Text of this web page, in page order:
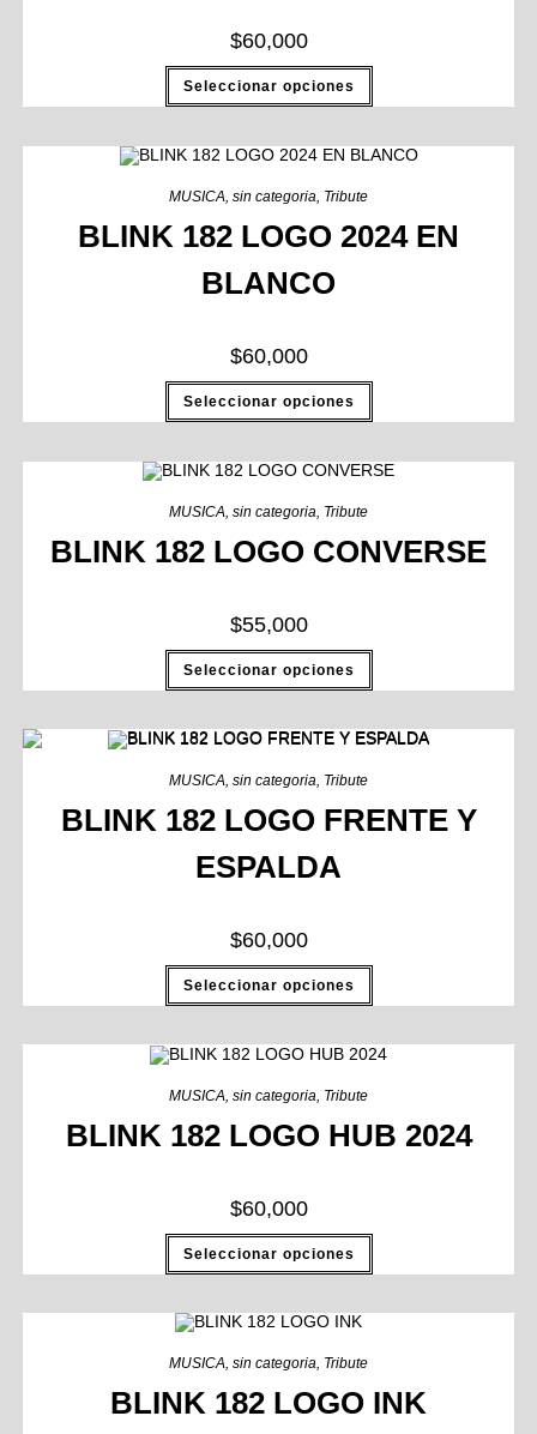
$60,000
Seleccionar opciones
MUSICA, sin categoria, Tribute
BLINK 182 LOGO 2024 EN
BLANCO
$60,000
Seleccionar opciones
MUSICA, sin categoria, Tribute
BLINK 182 LOGO CONVERSE
$55,000
Seleccionar opciones
MUSICA sin categoria Tribute
BLINK 182 LOGO FRENTE Y
ESPALDA
$60,000
Seleccionar opciones
MUSICA sin categoria Tribute
BLINK 182 LOGO HUB 2024
$60,000
Seleccionar opciones
MUSICA, sin categoria, Tribute
BLINK 182 LOGO INK